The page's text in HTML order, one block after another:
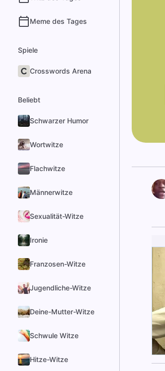
Meme des Tages
Spiele
Crosswords Arena
Beliebt
Schwarzer Humor
Wortwitze
Flachwitze
Männerwitze
Sexualität-Witze
Ironie
Franzosen-Witze
Jugendliche-Witze
Deine-Mutter-Witze
Schwule Witze
Hitze-Witze